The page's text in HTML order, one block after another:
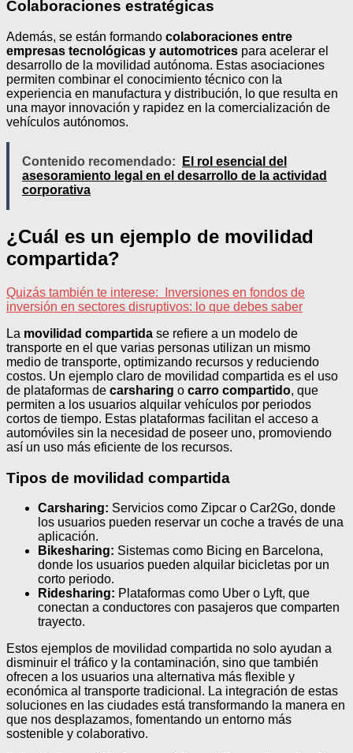
Colaboraciones estratégicas
Además, se están formando colaboraciones entre
empresas tecnológicas y automotrices para acelerar el
desarrollo de la movilidad autónoma. Estas asociaciones
permiten combinar el conocimiento técnico con la
experiencia en manufactura y distribución, lo que resulta en
una mayor innovación y rapidez en la comercialización de
vehículos autónomos.
Contenido recomendado:
El rol esencial del
asesoramiento legal en el desarrollo de la actividad
corporativa
¿Cuál es un ejemplo de movilidad
compartida?
Quizás también te interese:
Inversiones en fondos de
inversión en sectores disruptivos: lo que debes saber
La movilidad compartida se refiere a un modelo de
transporte en el que varias personas utilizan un mismo
medio de transporte, optimizando recursos y reduciendo
costos. Un ejemplo claro de movilidad compartida es el uso
de plataformas de carsharing o carro compartido, que
permiten a los usuarios alquilar vehículos por periodos
cortos de tiempo. Estas plataformas facilitan el acceso a
automóviles sin la necesidad de poseer uno, promoviendo
así un uso más eficiente de los recursos.
Tipos de movilidad compartida
Carsharing: Servicios como Zipcar o Car2Go, donde
los usuarios pueden reservar un coche a través de una
aplicación.
Bikesharing: Sistemas como Bicing en Barcelona,
donde los usuarios pueden alquilar bicicletas por un
corto periodo.
Ridesharing: Plataformas como Uber o Lyft, que
conectan a conductores con pasajeros que comparten
trayecto.
Estos ejemplos de movilidad compartida no solo ayudan a
disminuir el tráfico y la contaminación, sino que también
ofrecen a los usuarios una alternativa más flexible y
económica al transporte tradicional. La integración de estas
soluciones en las ciudades está transformando la manera en
que nos desplazamos, fomentando un entorno más
sostenible y colaborativo.